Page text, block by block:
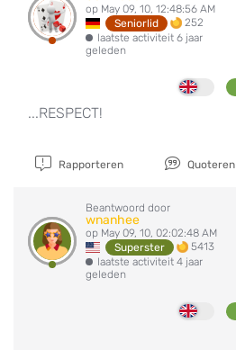
op May 09, 10, 12:48:56 AM
Seniorlid
252
laatste activiteit 6 jaar
geleden
...RESPECT!
Rapporteren Quoteren
Beantwoord door
wnanhee
op May 09, 10, 02:02:48 AM
Superster
5413
laatste activiteit 4 jaar
geleden